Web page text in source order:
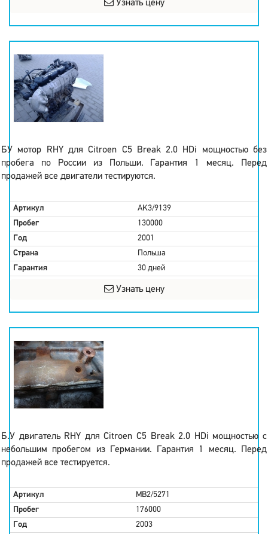
Узнать цену
БУ мотор RHY для Citroen C5 Break 2.0 HDi мощностью без
пробега по России из Польши. Гарантия 1 месяц. Перед
продажей все двигатели тестируются.
Артикул
AK3/9139
Пробег
130000
Год
2001
Страна
Польша
Гарантия
30 дней
Узнать цену
Б.У двигатель RHY для Citroen C5 Break 2.0 HDi мощностью с
небольшим пробегом из Германии. Гарантия 1 месяц. Перед
продажей все тестируется.
Артикул
MB2/5271
Пробег
176000
Год
2003